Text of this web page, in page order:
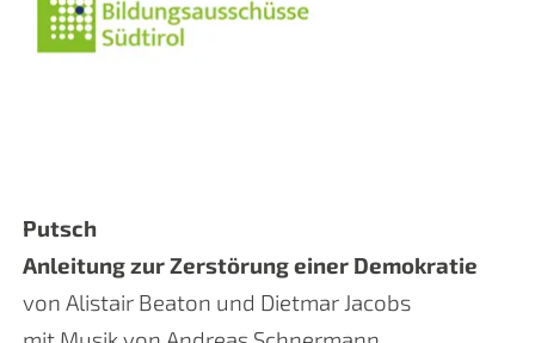
Putsch
Anleitung zur Zerstörung einer Demokratie
von Alistair Beaton und Dietmar Jacobs